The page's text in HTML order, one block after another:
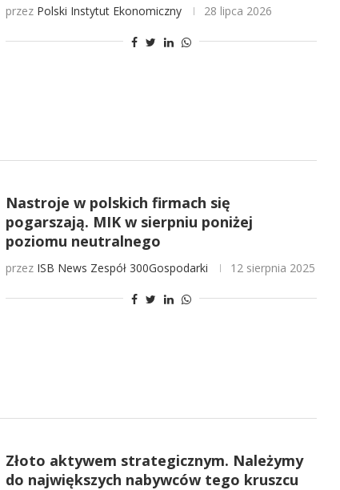
przez Polski Instytut Ekonomiczny 28 lipca 2026
Nastroje w polskich firmach się
pogarszają. MIK w sierpniu poniżej
poziomu neutralnego
przez ISB News Zespół 300Gospodarki 12 sierpnia 2025
Złoto aktywem strategicznym. Należymy
do największych nabywców tego kruszcu